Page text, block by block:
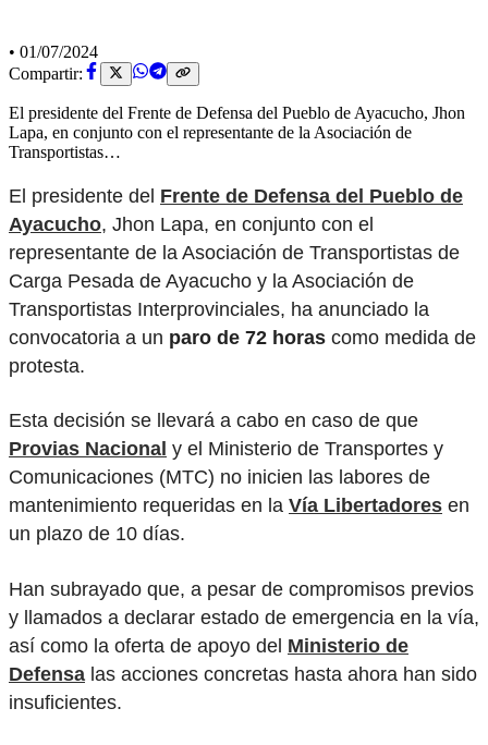
• 01/07/2024
Compartir:
El presidente del Frente de Defensa del Pueblo de Ayacucho, Jhon
Lapa, en conjunto con el representante de la Asociación de
Transportistas…
El presidente del Frente de Defensa del Pueblo de
Ayacucho, Jhon Lapa, en conjunto con el
representante de la Asociación de Transportistas de
Carga Pesada de Ayacucho y la Asociación de
Transportistas Interprovinciales, ha anunciado la
convocatoria a un paro de 72 horas como medida de
protesta.
Esta decisión se llevará a cabo en caso de que
Provias Nacional y el Ministerio de Transportes y
Comunicaciones (MTC) no inicien las labores de
mantenimiento requeridas en la Vía Libertadores en
un plazo de 10 días.
Han subrayado que, a pesar de compromisos previos
y llamados a declarar estado de emergencia en la vía,
así como la oferta de apoyo del Ministerio de
Defensa las acciones concretas hasta ahora han sido
insuficientes.